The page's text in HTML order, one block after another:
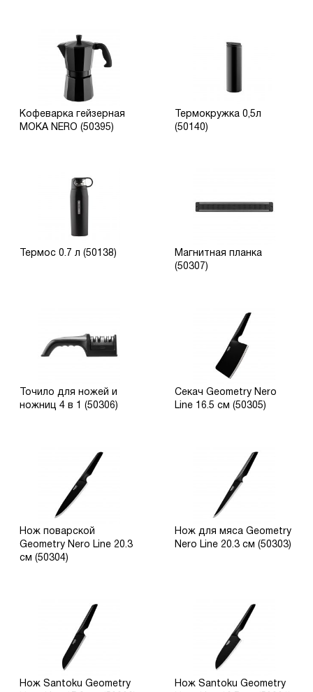
Кофеварка гейзерная
MOKA NERO (50395)
Термокружка 0,5л
(50140)
Термос 0.7 л (50138)
Магнитная планка
(50307)
Точило для ножей и
ножниц 4 в 1 (50306)
Секач Geometry Nero
Line 16.5 см (50305)
Нож поварской
Geometry Nero Line 20.3
см (50304)
Нож для мяса Geometry
Nero Line 20.3 см (50303)
Нож Santoku Geometry
Нож Santoku Geometry